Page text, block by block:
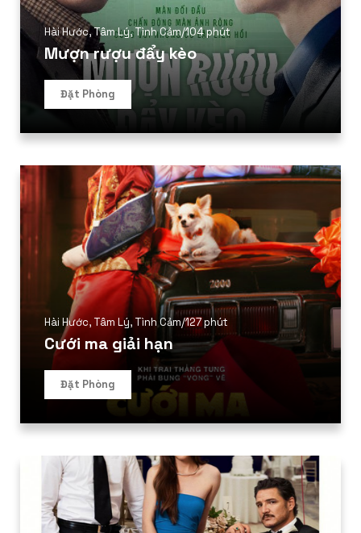
Hài Hước,Tâm Lý,Tình Cảm/104 phút
Mượn rượu đẩy kèo
Đặt Phòng
Hài Hước, Tâm Lý, Tình Cảm/127 phút
Cưới ma giải hạn
Đặt Phòng